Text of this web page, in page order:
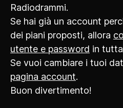
Radiodrammi.
Se hai già un account
dei piani proposti, allora
utente e password in
Se vuoi cambiare i tuoi
pagina account.
Buon divertimento!